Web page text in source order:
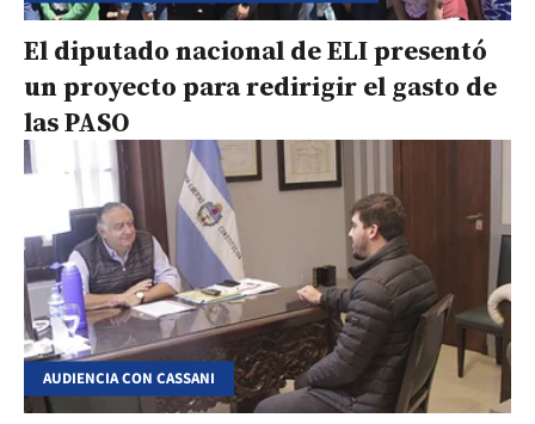
El diputado nacional de ELI presentó
un proyecto para redirigir el gasto de
las PASO
AUDIENCIA CON CASSANI